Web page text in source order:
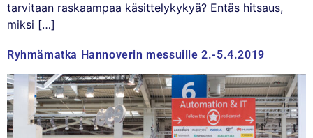
tarvitaan raskaampaa käsittelykykyä? Entäs hitsaus,
miksi […]
Ryhmämatka Hannoverin messuille 2.-5.4.2019